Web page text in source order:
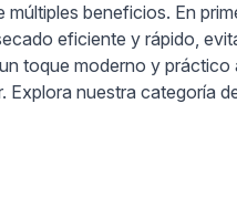
beneficios. En
eficiente y rápido,
toque moderno y práctico
Explora nuestra